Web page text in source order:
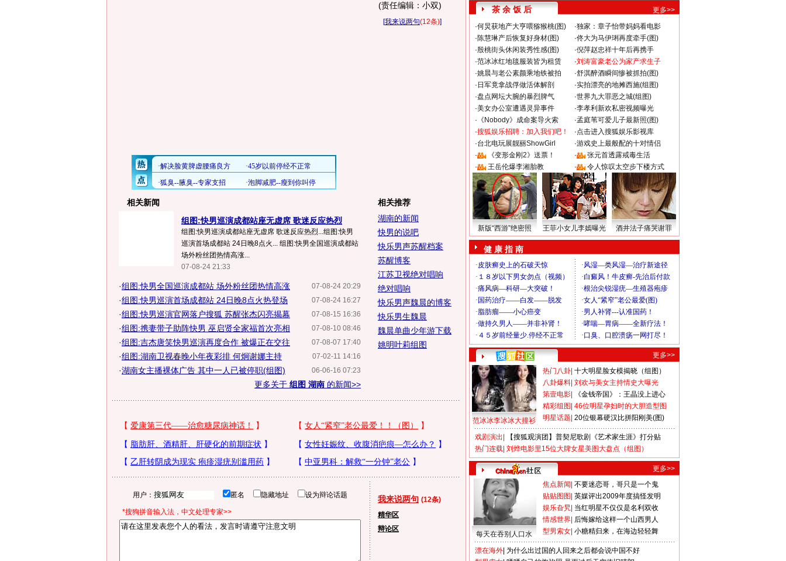
(责任编辑：小双)
[我来说两句(12条)]
相关新闻
组图:快男巡演成都站座无虚席 歌迷反应热烈
组图:快男巡演成都站座无虚席 歌迷反应热烈...组图:快男
巡演首场成都站 24日晚8点火... 组图:快男全国巡演成都站
场外粉丝团热情高涨...
07-08-24 21:33
07-08-24 20:29
·组图:快男全国巡演成都站 场外粉丝团热情高涨
07-08-24 16:27
·组图:快男巡演首场成都站 24日晚8点火热登场
07-08-15 16:36
·组图:快男巡演官网落户搜狐 苏醒张杰闪亮揭幕
07-08-10 08:46
·组图:携妻带子助阵快男 巫启贤全家福首次亮相
07-08-07 17:40
·组图:吉杰唐笑快男巡演再度合作 被爆正在交往
07-02-11 14:16
·组图:湖南卫视春晚小年夜彩排 何炯谢娜主持
06-06-16 07:23
·湖南女主播裸体广告 其中一人已被停职(组图)
更多关于 组图 湖南 的新闻>>
相关推荐
湖南的新闻
快男的说吧
快乐男声苏醒档案
苏醒博客
江苏卫视绝对唱响
绝对唱响
快乐男声魏晨的博客
快乐男生魏晨
魏晨单曲少年游下载
姚明叶莉组图
用户： 匿名 隐藏地址 设为辩论话题
*搜狗拼音输入法，中文处理专家>>
我来说两句 (12条)
精华区
辩论区
茶 余 饭 后
更多>>
·何炅获地产大亨喂猕猴桃(图) ·独家：章子怡带妈妈看电影
·陈慧琳产后恢复好身材(图) ·佟大为马伊琍再度牵手(图)
·殷桃街头休闲装秀性感(图) ·倪萍赵忠祥十年后再携手
·范冰冰红地毯服装皆为租赁 ·刘涛富豪老公为家产求生子
·姚晨与老公素颜乘地铁被拍 ·舒淇醉酒瞬间惨被抓拍(图)
· 日军竟拿战俘做活体解剖 ·实拍漂亮的地摊西施(组图)
·盘点网坛大腕的暴烈脾气 ·世界九大罪恶之城(组图)
·美女办公室遭遇灵异事件 ·李孝利新欢私密视频曝光
· 《Nobody》成命案导火索 ·孟庭苇可爱儿子最新照(图)
·搜狐娱乐招聘：加入我们吧！ ·点击进入搜狐娱乐影视库
·台北电玩展靓丽ShowGirl ·游戏史上最般配的十对情侣
·
《变形金刚2》送票！ ·
张元首透露戒毒生活
·
王岳伦爆李湘胎教 · 令人惊叹太空步下楼方式
新版“西游”绝密照 王菲小女儿李嫣曝光 酒井法子痛哭谢罪
健 康 指 南
更多>>
范冰冰李冰冰大撞衫
热门八卦 十大明星脸女模揭晓（组图）
八卦爆料 刘欢与美女主持情史大曝光
第壹电影
《金钱帝国》：王晶没上进心
精彩组图 46位明星孕妇时的大胆造型图
明星话题 20位银幕硬汉比拼阳刚美(图)
戏剧演出
【搜狐观演团】普契尼歌剧《艺术家生涯》打分贴
热门连载 刘烨电影里15位大牌女星美图大盘点（组图）
更多>>
每天在吞别人口水
焦点新闻 不要迷恋哥，哥只是一个鬼
贴贴图图 英媒评出2009年度搞怪发明
娱乐旮旯 当红明星不仅仅是名利双收
情感世界 后悔嫁给这样一个山西男人
型男索女 小糖精归来，在海边轻轻舞
漂在海外 为什么出过国的人回来之后都会说中国不好